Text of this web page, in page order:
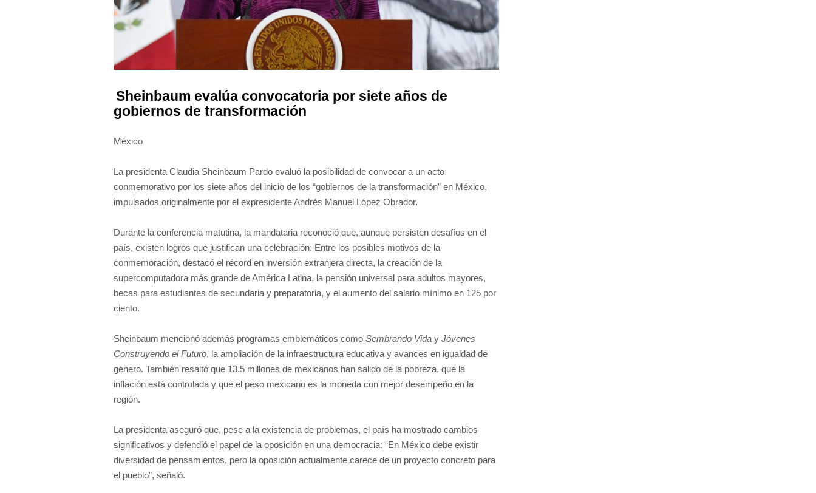
Sheinbaum evalúa convocatoria por siete años de
gobiernos de transformación
México
La presidenta Claudia Sheinbaum Pardo evaluó la posibilidad de convocar a un acto
conmemorativo por los siete años del inicio de los “gobiernos de la transformación” en México,
impulsados originalmente por el expresidente Andrés Manuel López Obrador.
Durante la conferencia matutina, la mandataria reconoció que, aunque persisten desafíos en el
país, existen logros que justifican una celebración. Entre los posibles motivos de la
conmemoración, destacó el récord en inversión extranjera directa, la creación de la
supercomputadora más grande de América Latina, la pensión universal para adultos mayores,
becas para estudiantes de secundaria y preparatoria, y el aumento del salario mínimo en 125 por
ciento.
Sheinbaum mencionó además programas emblemáticos como Sembrando Vida y Jóvenes
Construyendo el Futuro, la ampliación de la infraestructura educativa y avances en igualdad de
género. También resaltó que 13.5 millones de mexicanos han salido de la pobreza, que la
inflación está controlada y que el peso mexicano es la moneda con mejor desempeño en la
región.
La presidenta aseguró que, pese a la existencia de problemas, el país ha mostrado cambios
significativos y defendió el papel de la oposición en una democracia: “En México debe existir
diversidad de pensamientos, pero la oposición actualmente carece de un proyecto concreto para
el pueblo”, señaló.